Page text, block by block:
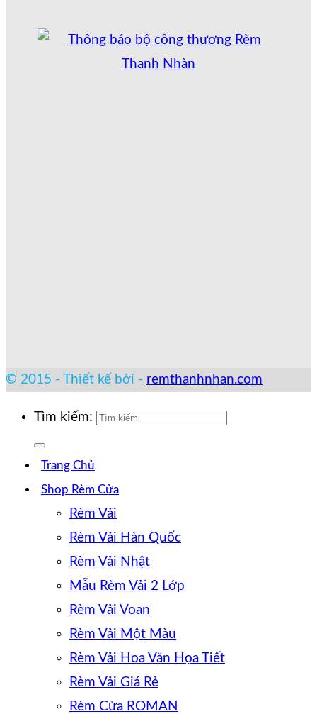
© 2015 - Thiết kế bởi - remthanhnhan.com
Tìm kiếm:
Trang Chủ
Shop Rèm Cửa
Rèm Vải
Rèm Vải Hàn Quốc
Rèm Vải Nhật
Mẫu Rèm Vải 2 Lớp
Rèm Vải Voan
Rèm Vải Một Màu
Rèm Vải Hoa Văn Họa Tiết
Rèm Vải Giá Rẻ
Rèm Cửa ROMAN